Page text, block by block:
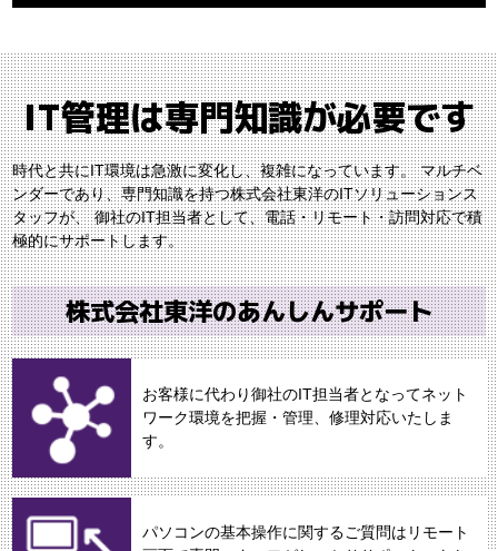
IT管理は専門知識が必要です
時代と共にIT環境は急激に変化し、複雑になっています。マルチベ
ンダーであり、専門知識を持つ株式会社東洋のITソリューションス
タッフが、御社のIT担当者として、電話・リモート・訪問対応で積
極的にサポートします。
株式会社東洋のあんしんサポート
お客様に代わり御社のIT担当者となってネット
ワーク環境を把握・管理、修理対応いたしま
す。
パソコンの基本操作に関するご質問はリモート